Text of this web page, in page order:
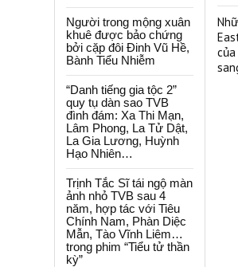
Người trong mộng xuân
khuê được bảo chứng
bởi cặp đôi Đinh Vũ Hề,
Bành Tiểu Nhiễm
“Danh tiếng gia tộc 2”
quy tụ dàn sao TVB
đình đám: Xa Thi Mạn,
Lâm Phong, La Tử Dật,
La Gia Lương, Huỳnh
Hạo Nhiên…
Trịnh Tắc Sĩ tái ngộ màn
ảnh nhỏ TVB sau 4
năm, hợp tác với Tiêu
Chính Nam, Phàn Diệc
Mẫn, Tào Vĩnh Liêm…
trong phim “Tiểu tử thần
kỳ”
của